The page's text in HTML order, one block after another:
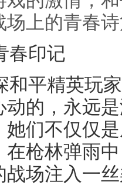
场上的青春
春印记
和平精英玩
动的，永远
她们不仅仅
在枪林弹雨
战场注入一